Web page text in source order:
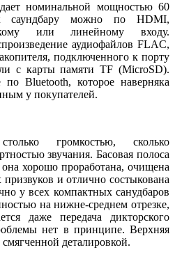
номинальной мощностью 60
саундбару можно по HDMI,
или линейному входу.
аудиофайлов FLAC,
подключенного к порту
с карты памяти TF (MicroSD).
Bluetooth, которое наверняка
у покупателей.
громкостью, сколько
звучания. Басовая полоса
хорошо проработана, очищена
и отлично состыкована
у всех компактных санудбаров
на нижне-среднем отрезке,
даже передача дикторского
нет в принципе. Верхняя
деталировкой.